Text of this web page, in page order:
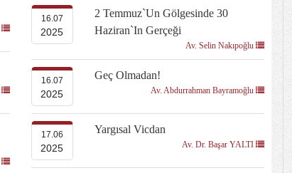
16.07
2025
2 Temmuz`un Gölgesinde 30
Haziran`ın Gerçeği
Av. Selin Nakıpoğlu
16.07
2025
Geç Olmadan!
Av. Abdurrahman Bayramoğlu
17.06
2025
Yargısal Vicdan
Av. Dr. Başar YALTI